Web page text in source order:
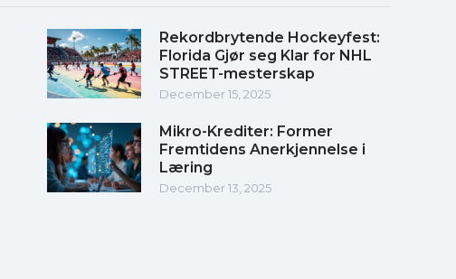
Rekordbrytende Hockeyfest:
Florida Gjør seg Klar for NHL
STREET-mesterskap
December 15, 2025
Mikro-Krediter: Former
Fremtidens Anerkjennelse i
Læring
December 13, 2025